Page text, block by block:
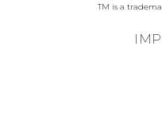
TM is a